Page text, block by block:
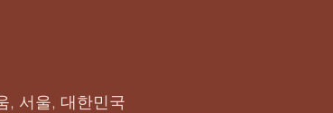
, 서울, 대한민국